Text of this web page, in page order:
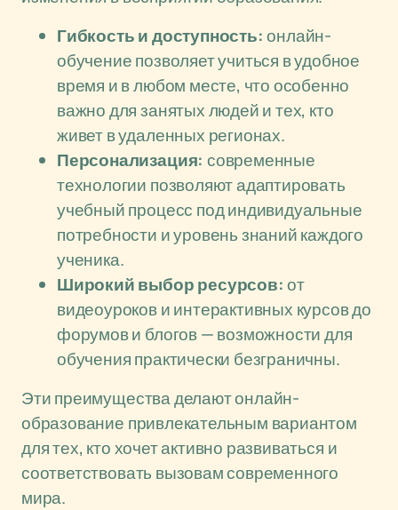
Гибкость и доступность:онлайн-
обучение позволяет учиться в удобное
время и в любом месте, что особенно
важно для занятых людей и тех, кто
живет в удаленных регионах.
Персонализация: современные
технологии позволяют адаптировать
учебный процесс под индивидуальные
потребности и уровень знаний каждого
ученика.
Широкий выбор ресурсов:от
видеоуроков и интерактивных курсов до
форумов и блогов — возможности для
обучения практически безграничны.
Эти преимущества делают онлайн-
образование привлекательным вариантом
для тех, кто хочет активно развиваться и
соответствовать вызовам современного
мира.